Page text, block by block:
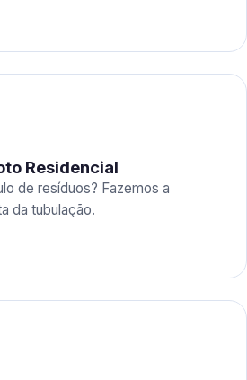
Residencial
de resíduos? Fazemos a
da tubulação.